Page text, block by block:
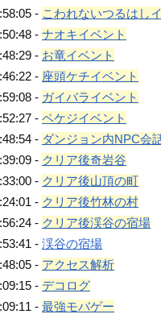
- こわれないつるはし
-ナオキイベント
- お竜イベント
- 座頭ケチイベント
- ガイバライベント
-ペケジイベント
- ダンジョン内NPC会
- クリア後奇岩谷
- クリア後山頂の町
- クリア後竹林の村
- クリア後渓谷の宿場
-渓谷の宿場
- アクセス解析
- デコログ
-最強モバゲー